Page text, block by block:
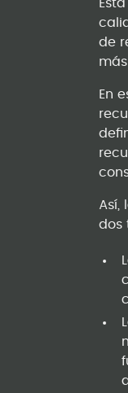
de
En
Así,
dos